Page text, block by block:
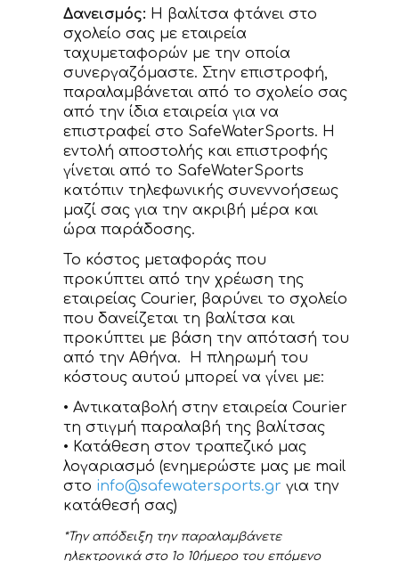
Δανεισμός: Η βαλίτσα φτάνει στο
σχολείο σας με εταιρεία
ταχυμεταφορών με την οποία
συνεργαζόμαστε. Στην επιστροφή,
παραλαμβάνεται από το σχολείο σας
από την ίδια εταιρεία για να
επιστραφεί στο SafeWaterSports. Η
εντολή αποστολής και επιστροφής
γίνεται από το SafeWaterSports
κατόπιν τηλεφωνικής συνεννοήσεως
μαζί σας για την ακριβή μέρα και
ώρα παράδοσης.
Το κόστος μεταφοράς που
προκύπτει από την χρέωση της
εταιρείας Courier, βαρύνει το σχολείο
που δανείζεται τη βαλίτσα και
προκύπτει με βάση την απότασή του
από την Αθήνα. Η πληρωμή του
κόστους αυτού μπορεί να γίνει με:
• Αντικαταβολή στην εταιρεία Courier
τη στιγμή παραλαβή της βαλίτσας
• Κατάθεση στον τραπεζικό μας
λογαριασμό (ενημερώστε μας με mail
στο info@safewatersports.gr για την
κατάθεσή σας)
*Την απόδειξη την παραλαμβάνετε
ηλεκτρονικά στο 1ο 10ήμερο του επόμενο